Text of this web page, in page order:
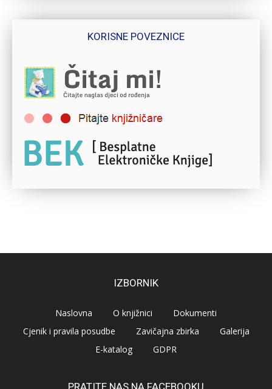
KORISNE POVEZNICE
IZBORNIK
Naslovna O knjižnici
Dokumenti
Cjenik i pravila posudbe
Zavičajna zbirka
Galerija
E-katalog
GDPR
PRATITE NAS NA FACEBOOKU